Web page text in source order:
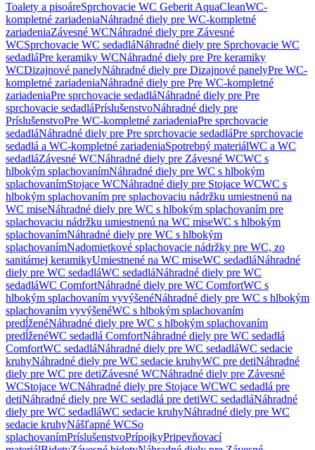
Toalety a pisoáreSprchovacie WC Geberit AquaCleanWC-
kompletné zariadeniaNáhradné diely pre WC-kompletné
zariadeniaZávesné WCNáhradné diely pre Závesné
WCSprchovacie WC sedadláNáhradné diely pre Sprchovacie WC
sedadláPre keramiky WCNáhradné diely pre Pre keramiky
WCDizajnové panelyNáhradné diely pre Dizajnové panelyPre WC-
kompletné zariadeniaNáhradné diely pre Pre WC-kompletné
zariadeniaPre sprchovacie sedadláNáhradné diely pre Pre
sprchovacie sedadláPríslušenstvoNáhradné diely pre
PríslušenstvoPre WC-kompletné zariadeniaPre sprchovacie
sedadláNáhradné diely pre Pre sprchovacie sedadláPre sprchovacie
sedadlá a WC-kompletné zariadeniaSpotrebný materiálWC a WC
sedadláZávesné WCNáhradné diely pre Závesné WCWC s
hlbokým splachovanímNáhradné diely pre WC s hlbokým
splachovanímStojace WCNáhradné diely pre Stojace WCWC s
hlbokým splachovaním pre splachovaciu nádržku umiestnenú na
WC miseNáhradné diely pre WC s hlbokým splachovaním pre
splachovaciu nádržku umiestnenú na WC miseWC s hlbokým
splachovanímNáhradné diely pre WC s hlbokým
splachovanímNadomietkové splachovacie nádržky pre WC, zo
sanitárnej keramikyUmiestnené na WC miseWC sedadláNáhradné
diely pre WC sedadláWC sedadláNáhradné diely pre WC
sedadláWC ComfortNáhradné diely pre WC ComfortWC s
hlbokým splachovaním vyvýšenéNáhradné diely pre WC s hlbokým
splachovaním vyvýšenéWC s hlbokým splachovaním
predĺženéNáhradné diely pre WC s hlbokým splachovaním
predĺženéWC sedadlá ComfortNáhradné diely pre WC sedadlá
ComfortWC sedadláNáhradné diely pre WC sedadláWC sedacie
kruhyNáhradné diely pre WC sedacie kruhyWC pre detiNáhradné
diely pre WC pre detiZávesné WCNáhradné diely pre Závesné
WCStojace WCNáhradné diely pre Stojace WCWC sedadlá pre
detiNáhradné diely pre WC sedadlá pre detiWC sedadláNáhradné
diely pre WC sedadláWC sedacie kruhyNáhradné diely pre WC
sedacie kruhyNášľapné WCSo
splachovanímPríslušenstvoPrípojkyPripevňovací